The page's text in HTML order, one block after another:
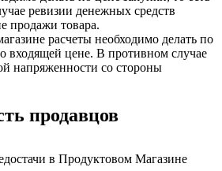
ревизии денежных средств
продажи товара.
расчеты необходимо делать по
входящей цене. В противном случае
напряженности со стороны
продавцов
в Продуктовом Магазине